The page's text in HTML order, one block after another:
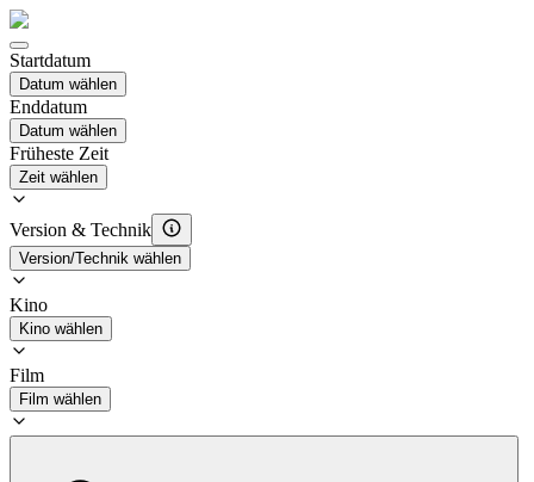
Startdatum
Datum wählen
Enddatum
Datum wählen
Früheste Zeit
Zeit wählen
Version & Technik
Version/Technik wählen
Kino
Kino wählen
Film
Film wählen